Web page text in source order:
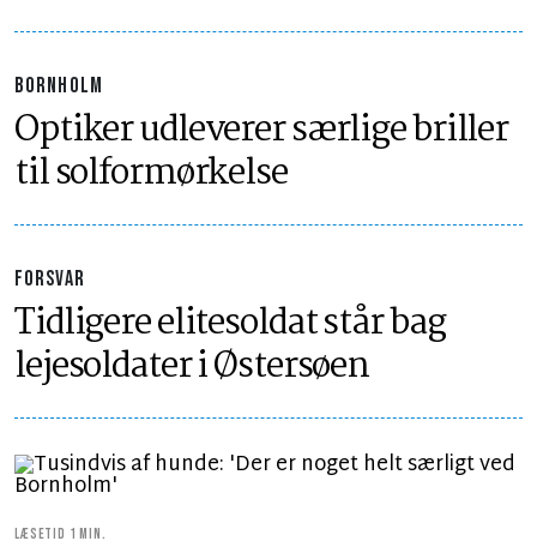
BORNHOLM
Optiker udleverer særlige briller
til solformørkelse
FORSVAR
Tidligere elitesoldat står bag
lejesoldater i Østersøen
LÆSETID 1 MIN.